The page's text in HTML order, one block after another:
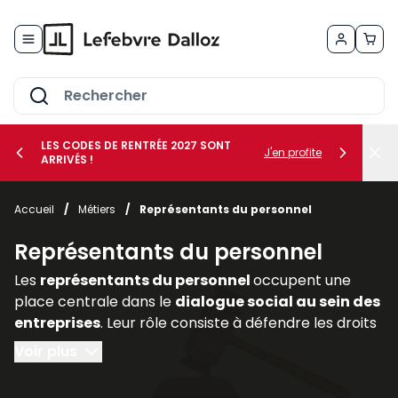
le sous-menu Vos métiers
le sous-menu Vos besoins
LES CODES DE RENTRÉE 2027 SONT
ARRIVÉS !
J'en profite
Accueil / Métiers / Représentants du personnel
Représentants du personnel
Les représentants du personneloccupent une
place centrale dans le dialogue social au sein des
entreprises. Leur rôle consiste à défendre les droits
et intérêts des salariés, à relayer leurs
préoccupations auprès de la direction et à